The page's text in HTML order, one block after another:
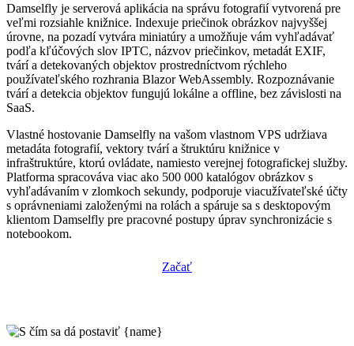
Damselfly je serverová aplikácia na správu fotografií vytvorená pre
veľmi rozsiahle knižnice. Indexuje priečinok obrázkov najvyššej
úrovne, na pozadí vytvára miniatúry a umožňuje vám vyhľadávať
podľa kľúčových slov IPTC, názvov priečinkov, metadát EXIF,
tvárí a detekovaných objektov prostredníctvom rýchleho
používateľského rozhrania Blazor WebAssembly. Rozpoznávanie
tvárí a detekcia objektov fungujú lokálne a offline, bez závislosti na
SaaS.
Vlastné hostovanie Damselfly na vašom vlastnom VPS udržiava
metadáta fotografií, vektory tvárí a štruktúru knižnice v
infraštruktúre, ktorú ovládate, namiesto verejnej fotografickej služby.
Platforma spracováva viac ako 500 000 katalógov obrázkov s
vyhľadávaním v zlomkoch sekundy, podporuje viacužívateľské účty
s oprávneniami založenými na rolách a spáruje sa s desktopovým
klientom Damselfly pre pracovné postupy úprav synchronizácie s
notebookom.
Začať